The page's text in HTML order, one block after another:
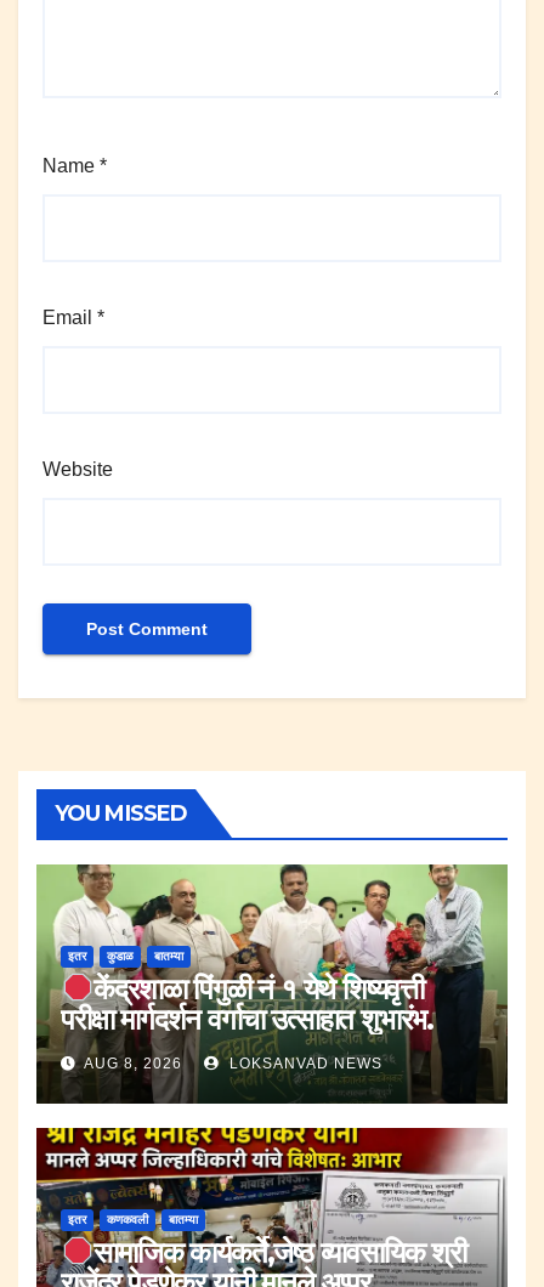
Name *
Email *
Website
YOU MISSED
इतर कुडाळ बातम्या
केंद्रशाळा पिंगुळी नं १ येथे शिष्यवृत्ती
परीक्षा मार्गदर्शन वर्गाचा उत्साहात शुभारंभ.
AUG 8, 2026 LOKSANVAD NEWS
इतर कणकवली बातम्या
सामाजिक कार्यकर्ते,जेष्ठ व्यावसायिक श्री